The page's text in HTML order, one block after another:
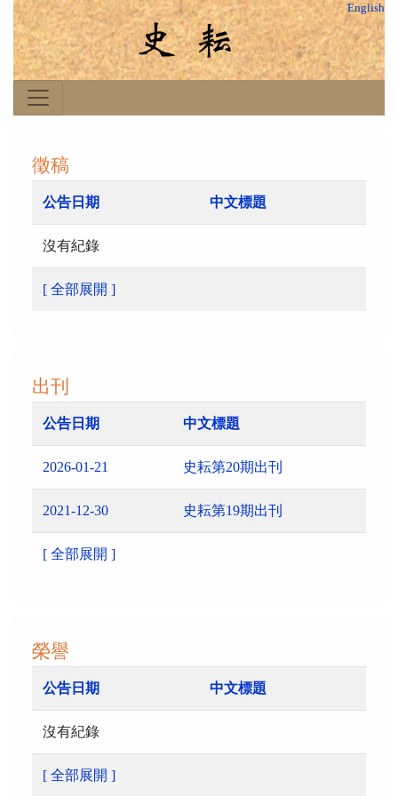
English
徵稿
公告日期 中文標題
沒有紀錄
[ 全部展開 ]
出刊
公告日期 中文標題
2026-01-21 史耘第20期出刊
2021-12-30 史耘第19期出刊
[ 全部展開 ]
榮譽
公告日期 中文標題
沒有紀錄
[ 全部展開 ]